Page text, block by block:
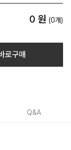
0 원 (0개)
로구매
Q&A